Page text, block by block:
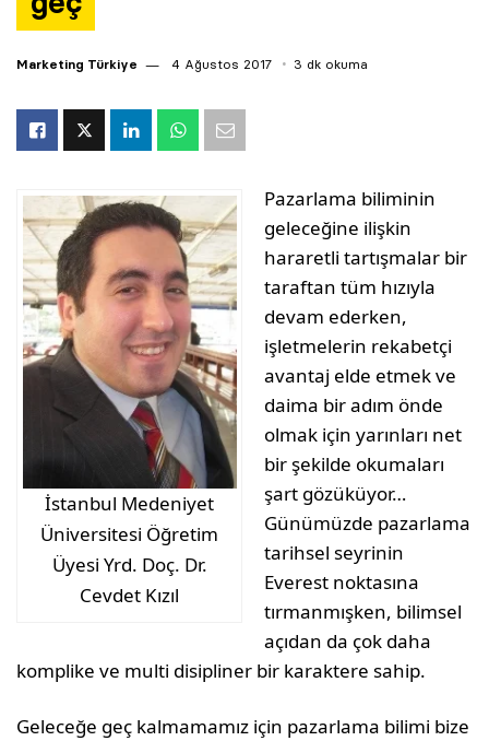
Marketing Türkiye 4 Ağustos 2017 3 dk okuma
İstanbul Medeniyet
Üniversitesi Öğretim
Üyesi Yrd. Doç. Dr.
Cevdet Kızıl
Pazarlama biliminin
geleceğine ilişkin
hararetli tartışmalar bir
taraftan tüm hızıyla
devam ederken,
işletmelerin rekabetçi
avantaj elde etmek ve
daima bir adım önde
olmak için yarınları net
bir şekilde okumaları
şart gözüküyor…
Günümüzde pazarlama
tarihsel seyrinin
Everest noktasına
tırmanmışken, bilimsel
açıdan da çok daha
komplike ve multi disipliner bir karaktere sahip.
Geleceğe geç kalmamamız için pazarlama bilimi bize